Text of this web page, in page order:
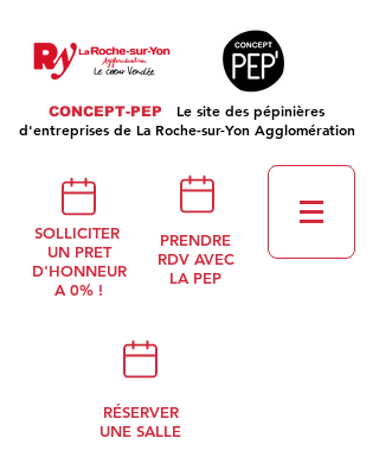
CONCEPT-PEP
Le site des pépinières
d'entreprises de La Roche-sur-Yon Agglomération
SOLLICITER
UN PRET
D'HONNEUR
A 0% !
PRENDRE
RDV AVEC
LA PEP
RÉSERVER
UNE SALLE